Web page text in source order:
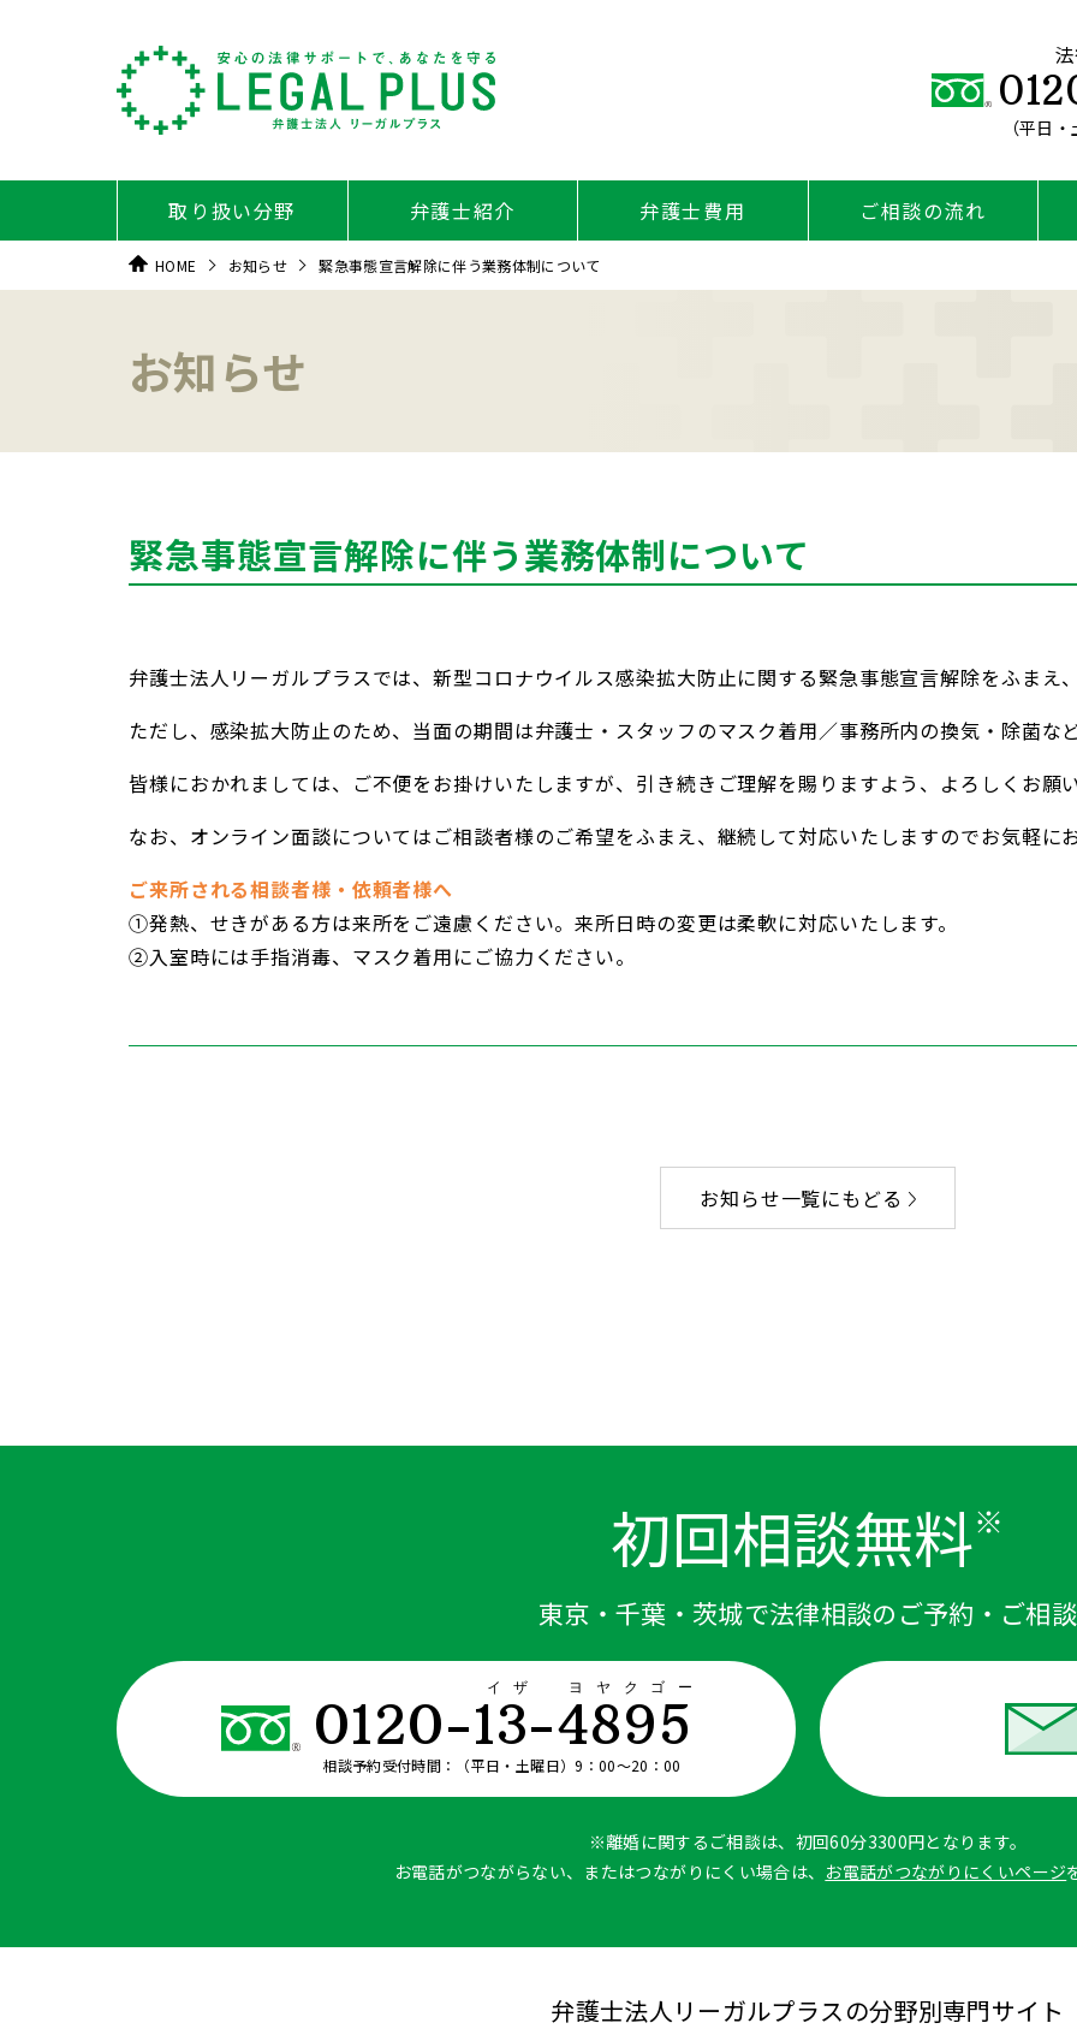
（平日
取り扱い分野 弁護士紹介 弁護士費用 ご相談の流れ
HOME お知らせ 緊急事態宣言解除に伴う業務体制について
お知らせ
緊急事態宣言解除に伴う業務体制について
弁護士法人リーガルプラスでは、新型コロナウイルス感染拡大防止に関する緊急事態宣言解除をふまえ
ただし、感染拡大防止のため、当面の期間は弁護士・スタッフのマスク着用／事務所内の換気・除菌な
皆様におかれましては、ご不便をお掛けいたしますが、引き続きご理解を賜りますよう、よろしくお願
なお、オンライン面談についてはご相談者様のご希望をふまえ、継続して対応いたしますのでお気軽に
ご来所される相談者様・依頼者様へ
①発熱、せきがある方は来所をご遠慮ください。来所日時の変更は柔軟に対応いたします。
②入室時には手指消毒、マスク着用にご協力ください。
お知らせ一覧にもどる
初回相談無料※
東京・千葉・茨城で法律相談のご予約・ご相談
0120-13-4895
イザ ヨヤクゴー
相談予約受付時間：（平日・土曜日）9：00〜20：00
※離婚に関するご相談は、初回60分3300円となります。
お電話がつながらない、またはつながりにくい場合は、 お電話がつながりにくいページ
弁護士法人リーガルプラスの分野別専門サイト